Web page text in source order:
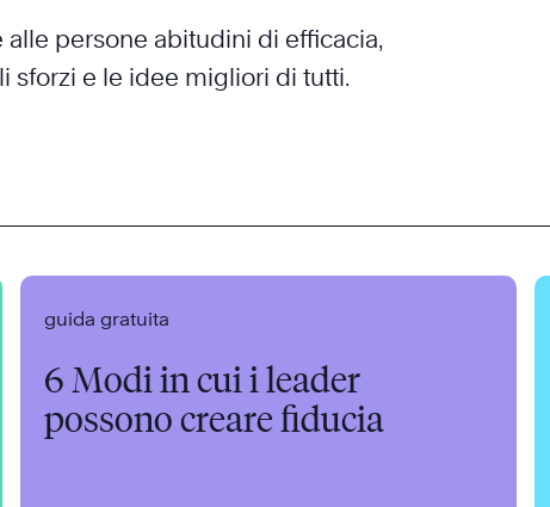
persone abitudini di efficacia,
sforzi e le idee migliori di tutti.
guida gratuita
6 Modi in cui i leader
possono creare fiducia